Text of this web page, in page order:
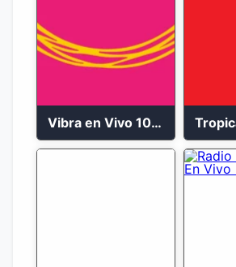
Vibra en Vivo 104.9 FM Bogotá